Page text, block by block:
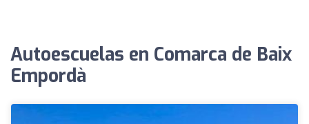
Autoescuelas en Comarca de Baix
Empordà